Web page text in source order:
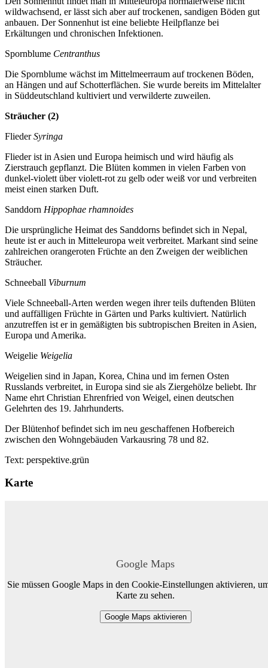
wildwachsend, er lässt sich aber auf trockenen, sandigen Böden gut
anbauen. Der Sonnenhut ist eine beliebte Heilpflanze bei
Erkältungen und chronischen Infektionen.
Spornblume Centranthus
Die Spornblume wächst im Mittelmeerraum auf trockenen Böden,
an Hängen und auf Schotterflächen. Sie wurde bereits im Mittelalter
in Süddeutschland kultiviert und verwilderte zuweilen.
Sträucher (2)
FliederSyringa
Flieder ist in Asien und Europa heimisch und wird häufig als
Zierstrauch gepflanzt. Die Blüten kommen in vielen Farben von
dunkel-violett über violett-rot zu gelb oder weiß vor und verbreiten
meist einen starken Duft.
Sanddorn Hippophae rhamnoides
Die ursprüngliche Heimat des Sanddorns befindet sich in Nepal,
heute ist er auch in Mitteleuropa weit verbreitet. Markant sind seine
zahlreichen orangeroten Früchte an den Zweigen der weiblichen
Sträucher.
Schneeball Viburnum
Viele Schneeball-Arten werden wegen ihrer teils duftenden Blüten
und auffälligen Früchte in Gärten und Parks kultiviert. Natürlich
anzutreffen ist er in gemäßigten bis subtropischen Breiten in Asien,
Europa und Amerika.
Weigelie Weigelia
Weigelien sind in Japan, Korea, China und im fernen Osten
Russlands verbreitet, in Europa sind sie als Ziergehölze beliebt. Ihr
Name ehrt Christian Ehrenfried von Weigel, einen deutschen
Gelehrten des 19. Jahrhunderts.
Der Blütenhof befindet sich im neu geschaffenen Hofbereich
zwischen den Wohngebäuden Varkausring 78 und 82.
Text: perspektive.grün
Karte
Google Maps
Sie müssen Google Maps in den Cookie-Einstellungen aktivieren,
Karte zu sehen.
Google Maps aktivieren